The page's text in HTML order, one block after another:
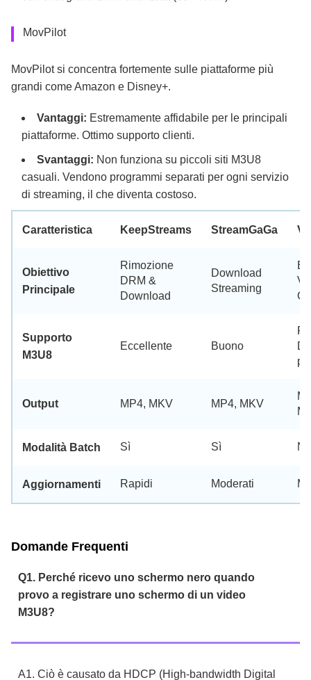
MovPilot
MovPilot si concentra fortemente sulle piattaforme più
grandi come Amazon e Disney+.
Vantaggi: Estremamente affidabile per le principali
piattaforme. Ottimo supporto clienti.
Svantaggi: Non funziona su piccoli siti M3U8
casuali. Vendono programmi separati per ogni servizio
di streaming, il che diventa costoso.
Caratteristica KeepStreams StreamGaGa
Obiettivo
Principale
Rimozione
DRM &
Download
Download
Streaming
Supporto
M3U8
Eccellente Buono
Output MP4, MKV MP4, MKV
Modalità Batch Sì Sì No
Aggiornamenti Rapidi Moderati
Domande Frequenti
Q1. Perché ricevo uno schermo nero quando
provo a registrare uno schermo di un video
M3U8?
A1. Ciò è causato da HDCP (High-bandwidth Digital